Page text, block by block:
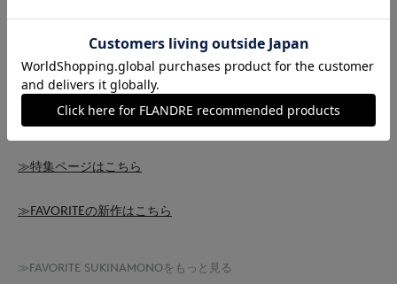
今年１年お仕事や家事、さまざまなことを頑張った自分へ、特別
なプレゼントを贈ってみてはいかがでしょうか。
FAVORITE SUKINAMONOから、自分へのご褒美にぴったりな、
長く愛用したいブランドのバッグをご紹介いたします。
≫特集ページはこちら
≫FAVORITEの新作はこちら
≫FAVORITE SUKINAMONOをもっと見る